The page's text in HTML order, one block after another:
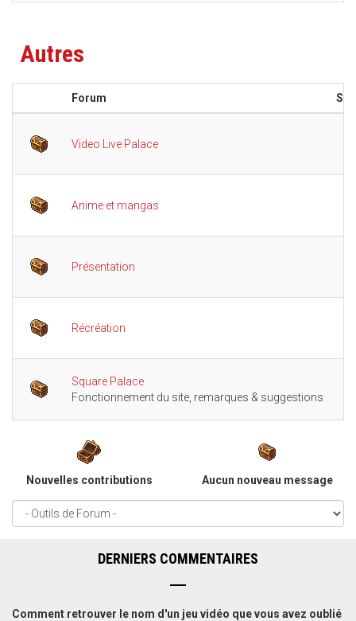
Autres
Forum
Video Live Palace
Anime et mangas
Présentation
Récréation
Square Palace
Fonctionnement du site, remarques & suggestions
Nouvelles contributions Aucun nouveau message
DERNIERS COMMENTAIRES
Comment retrouver le nom d'un jeu vidéo que vous avez oublié